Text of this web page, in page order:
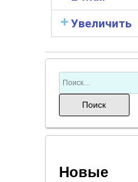
Увеличить
Новые